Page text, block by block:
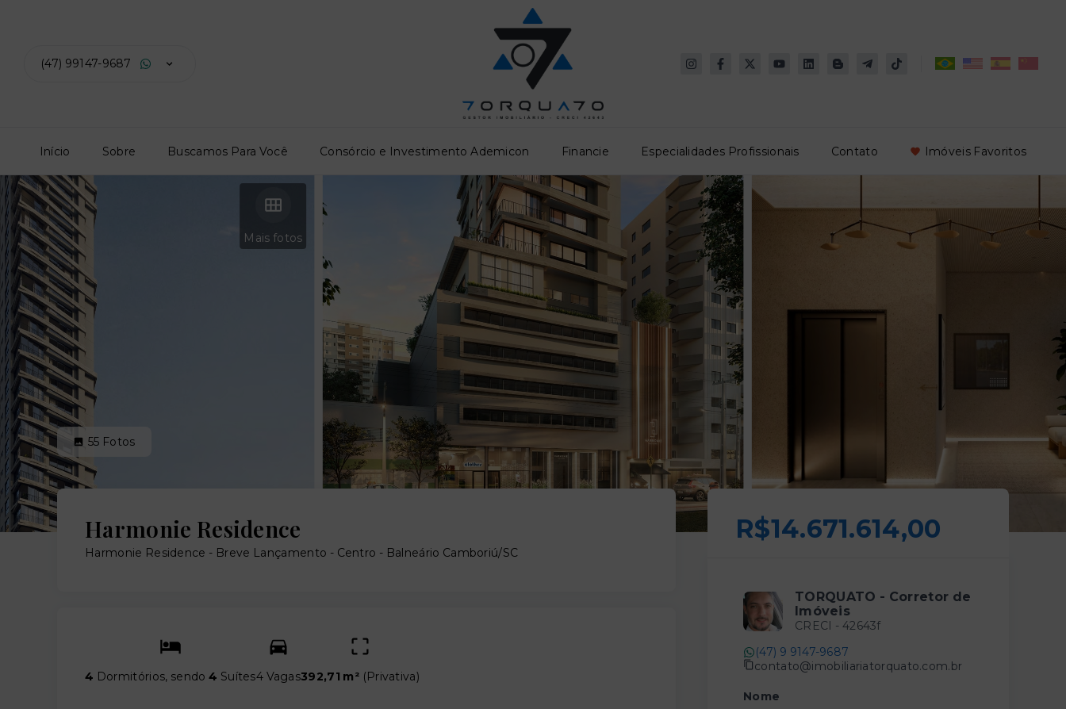
(47) 99147-9687
Início Sobre Buscamos Para Você Consórcio e Investimento Ademicon Financie Especialidades Profissionais Contato Imóveis Favoritos
Mais fotos
55 Fotos
Harmonie Residence
Harmonie Residence - Breve Lançamento - Centro - Balneário Camboriú/SC
4 Dormitórios, sendo4 Suítes4 Vagas392,71 m² (Privativa)
R$14.671.614,00
TORQUATO - Corretor de
Imóveis
CRECI - 42643f
(47) 9 9147-9687
contato@imobiliariatorquato.com.br
Nome